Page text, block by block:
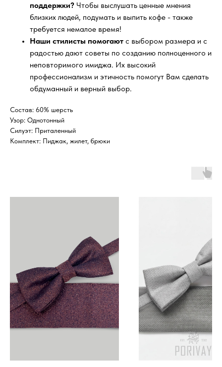
поддержки? Чтобы выслушать ценные мнения
близких людей, подумать и выпить кофе - также
требуется немалое время!
Наши стилисты помогают с выбором размера и с
радостью дают советы по созданию полноценного и
неповторимого имиджа. Их высокий
профессионализм и этичность помогут Вам сделать
обдуманный и верный выбор.
Состав: 60% шерсть
Узор: Однотонный
Силуэт: Приталенный
Комплект: Пиджак, жилет, брюки